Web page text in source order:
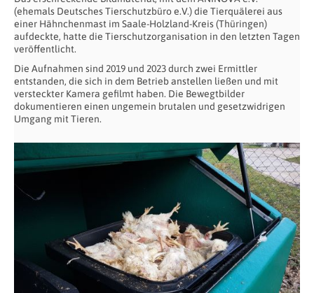
(ehemals Deutsches Tierschutzbüro e.V.) die Tierquälerei aus
einer Hähnchenmast im Saale-Holzland-Kreis (Thüringen)
aufdeckte, hatte die Tierschutzorganisation in den letzten Tagen
veröffentlicht.
Die Aufnahmen sind 2019 und 2023 durch zwei Ermittler
entstanden, die sich in dem Betrieb anstellen ließen und mit
versteckter Kamera gefilmt haben. Die Bewegtbilder
dokumentieren einen ungemein brutalen und gesetzwidrigen
Umgang mit Tieren.